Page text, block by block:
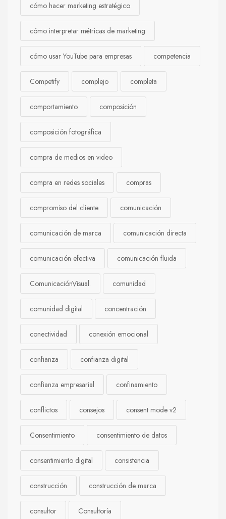
cómo hacer marketing estratégico
cómo interpretar métricas de marketing
cómo usar YouTube para empresas competencia
Competify complejo completa
comportamiento composición
composición fotográfica
compra de medios en video
compra en redes sociales compras
compromiso del cliente comunicación
comunicación de marca comunicación directa
comunicación efectiva comunicación fluida
ComunicaciónVisual. comunidad
comunidad digital concentración
conectividad conexión emocional
confianza confianza digital
confianza empresarial confinamiento
conflictos consejos consent mode v2
Consentimiento consentimiento de datos
consentimiento digital consistencia
construcción construcción de marca
consultor Consultoría